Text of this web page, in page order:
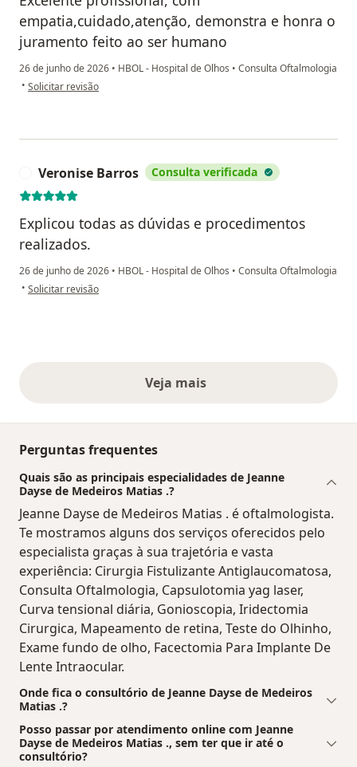
empatia,cuidado,atenção, demonstra e honra o
juramento feito ao ser humano
26 de junho de 2026 • HBOL - Hospital de Olhos • Consulta Oftalmologia
• na opinião do utilizador Tatiane Diniz
Solicitar revisão
Veronise Barros Consulta verificada
Explicou todas as dúvidas e procedimentos
realizados.
26 de junho de 2026 • HBOL - Hospital de Olhos • Consulta Oftalmologia
• na opinião do utilizador Veronise Barros
Solicitar revisão
Veja maisopiniões acima
Perguntas frequentes
Quais são as principais especialidades de Jeanne
Dayse de Medeiros Matias .?
Jeanne Dayse de Medeiros Matias . é oftalmologista.
Te mostramos alguns dos serviços oferecidos pelo
especialista graças à sua trajetória e vasta
experiência: Cirurgia Fistulizante Antiglaucomatosa,
Consulta Oftalmologia, Capsulotomia yag laser,
Curva tensional diária, Gonioscopia, Iridectomia
Cirurgica, Mapeamento de retina, Teste do Olhinho,
Exame fundo de olho, Facectomia Para Implante De
Lente Intraocular.
Onde fica o consultório de Jeanne Dayse de Medeiros
Matias .?
Posso passar por atendimento online com Jeanne
Dayse de Medeiros Matias ., sem ter que ir até o
consultório?